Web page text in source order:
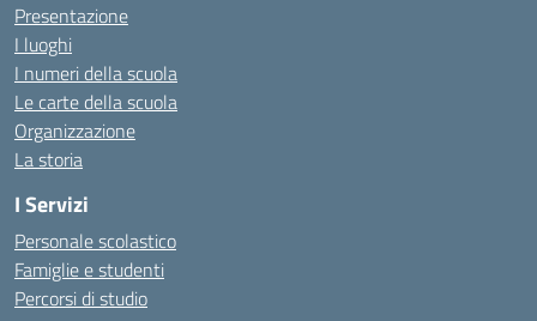
Presentazione
I luoghi
I numeri della scuola
Le carte della scuola
Organizzazione
La storia
I Servizi
Personale scolastico
Famiglie e studenti
Percorsi di studio